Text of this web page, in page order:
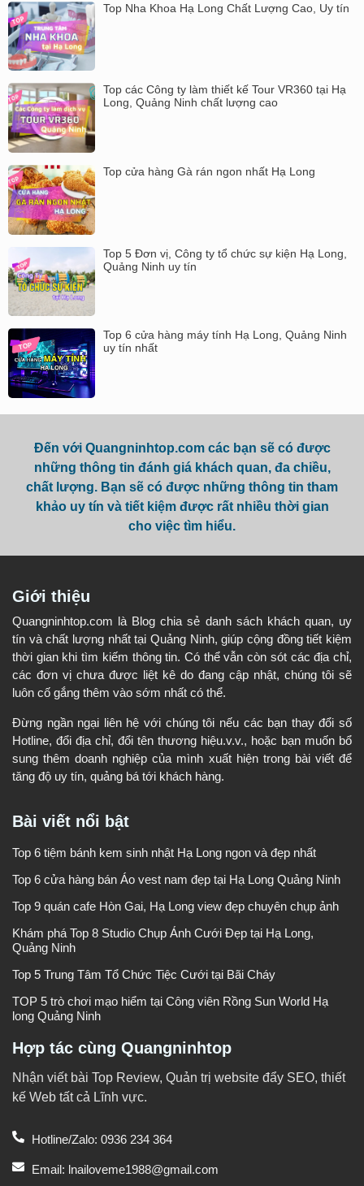
Top Nha Khoa Hạ Long Chất Lượng Cao, Uy tín
Top các Công ty làm thiết kế Tour VR360 tại Hạ
Long, Quảng Ninh chất lượng cao
Top cửa hàng Gà rán ngon nhất Hạ Long
Top 5 Đơn vị, Công ty tổ chức sự kiện Hạ Long,
Quảng Ninh uy tín
Top 6 cửa hàng máy tính Hạ Long, Quảng Ninh
uy tín nhất
Đến với Quangninhtop.com các bạn sẽ có được
những thông tin đánh giá khách quan, đa chiều,
chất lượng. Bạn sẽ có được những thông tin tham
khảo uy tín và tiết kiệm được rất nhiều thời gian
cho việc tìm hiểu.
Giới thiệu
Quangninhtop.com là Blog chia sẻ danh sách khách quan, uy
tín và chất lượng nhất tại Quảng Ninh, giúp cộng đồng tiết kiệm
thời gian khi tìm kiếm thông tin. Có thể vẫn còn sót các địa chỉ,
các đơn vị chưa được liệt kê do đang cập nhật, chúng tôi sẽ
luôn cố gắng thêm vào sớm nhất có thể.
Đừng ngần ngại liên hệ với chúng tôi nếu các bạn thay đổi số
Hotline, đổi địa chỉ, đổi tên thương hiệu.v.v., hoặc bạn muốn bổ
sung thêm doanh nghiệp của mình xuất hiện trong bài viết để
tăng độ uy tín, quảng bá tới khách hàng.
Bài viết nổi bật
Top 6 tiệm bánh kem sinh nhật Hạ Long ngon và đẹp nhất
Top 6 cửa hàng bán Áo vest nam đẹp tại Hạ Long Quảng Ninh
Top 9 quán cafe Hòn Gai, Hạ Long view đẹp chuyên chụp ảnh
Khám phá Top 8 Studio Chụp Ảnh Cưới Đẹp tại Hạ Long,
Quảng Ninh
Top 5 Trung Tâm Tổ Chức Tiệc Cưới tại Bãi Cháy
TOP 5 trò chơi mạo hiểm tại Công viên Rồng Sun World Hạ
long Quảng Ninh
Hợp tác cùng Quangninhtop
Nhận viết bài Top Review, Quản trị website đẩy SEO, thiết
kế Web tất cả Lĩnh vực.
Hotline/Zalo: 0936 234 364
Email: lnailoveme1988@gmail.com